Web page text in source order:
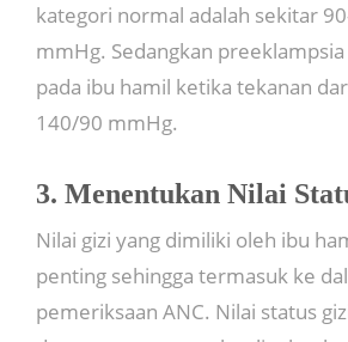
kategori normal adalah sekitar
mmHg. Sedangkan
pada ibu hamil ketika tekanan
140/90 mmHg.
3. Menentukan Nilai
Nilai gizi yang dimiliki oleh ibu
penting sehingga termasuk ke
pemeriksaan ANC. Nilai status